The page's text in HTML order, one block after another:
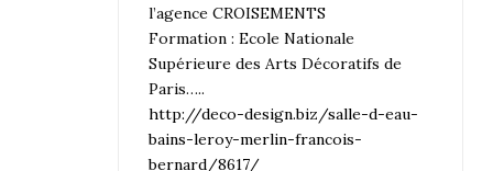
l’agence CROISEMENTS
Formation : Ecole Nationale
Supérieure des Arts Décoratifs de
Paris…..
http://deco-design.biz/salle-d-eau-
bains-leroy-merlin-francois-
bernard/8617/